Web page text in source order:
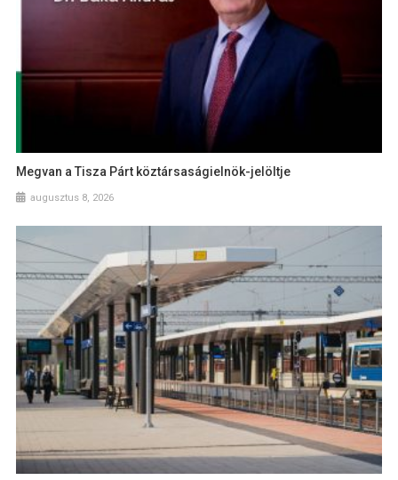
Megvan a Tisza Párt köztársaságielnök-jelöltje
augusztus 8, 2026